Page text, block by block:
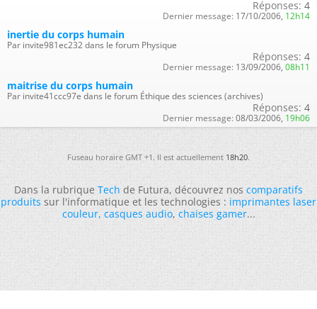
Réponses: 4
Dernier message: 17/10/2006, 12h14
inertie du corps humain
Par invite981ec232 dans le forum Physique
Réponses: 4
Dernier message: 13/09/2006, 08h11
maitrise du corps humain
Par invite41ccc97e dans le forum Éthique des sciences (archives)
Réponses: 4
Dernier message: 08/03/2006, 19h06
Fuseau horaire GMT +1. Il est actuellement18h20.
Dans la rubriqueTechde Futura, découvrez noscomparatifs
produitssur l'informatique et les technologies :imprimantes laser
couleur,casques audio,chaises gamer...